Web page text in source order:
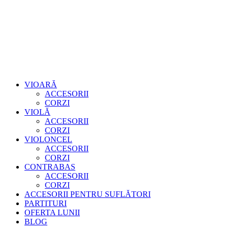
VIOARĂ
ACCESORII
CORZI
VIOLĂ
ACCESORII
CORZI
VIOLONCEL
ACCESORII
CORZI
CONTRABAS
ACCESORII
CORZI
ACCESORII PENTRU SUFLĂTORI
PARTITURI
OFERTA LUNII
BLOG